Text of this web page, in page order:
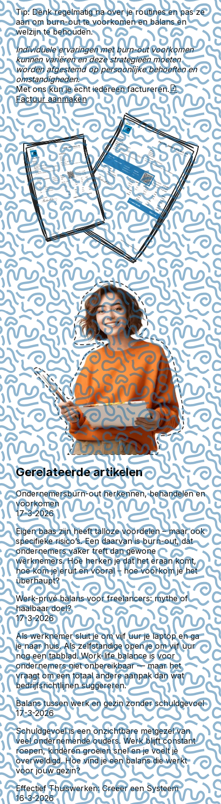
Tip:Denk regelmatig na over je routines en pas ze
aan om burn-out te voorkomen en balans en
welzijn te behouden.
Individuele ervaringen met burn-out voorkomen
kunnen variëren en deze strategieën moeten
worden afgestemd op persoonlijke behoeften en
omstandigheden.
Met ons kun je echt iedereen factureren.
Factuur aanmaken
Gerelateerde artikelen
Ondernemersburn-out herkennen, behandelen en
voorkomen
17-3-2026
Eigen baas zijn heeft talloze voordelen – maar ook
specifieke risico’s. Een daarvan is burn-out, dat
ondernemers vaker treft dan gewone
werknemers. Hoe herken je dat het eraan komt,
hoe kom je eruit en vooral – hoe voorkom je het
überhaupt?
Werk-privé balans voor freelancers: mythe of
haalbaar doel?
17-3-2026
Als werknemer sluit je om vijf uur je laptop en ga
je naar huis. Als zelfstandige open je om vijf uur
nog een tabblad. Work-life balance is voor
ondernemers niet onbereikbaar — maar het
vraagt om een totaal andere aanpak dan wat
bedrijfsrichtlijnen suggereren.
Balans tussen werk en gezin zonder schuldgevoel
17-3-2026
Schuldgevoel is een onzichtbare metgezel van
veel ondernemende ouders. Werk blijft constant
roepen, kinderen groeien snel en je voelt je
overweldigd. Hoe vind je een balans die werkt
voor jouw gezin?
Effectief Thuiswerken: Creëer een Systeem
16-3-2026